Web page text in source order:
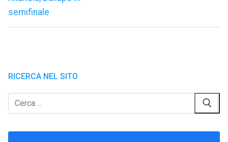
semifinale
RICERCA NEL SITO
Cerca: